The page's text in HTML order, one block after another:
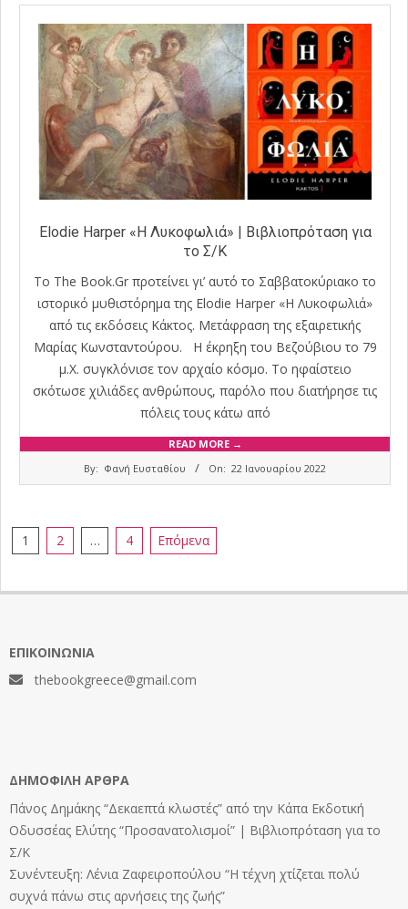
Elodie Harper «Η Λυκοφωλιά» | Βιβλιοπρόταση για
το Σ/Κ
Το The Book.Gr προτείνει γι’ αυτό το Σαββατοκύριακο το
ιστορικό μυθιστόρημα της Elodie Harper «Η Λυκοφωλιά»
από τις εκδόσεις Κάκτος. Μετάφραση της εξαιρετικής
Μαρίας Κωνσταντούρου. Η έκρηξη του Βεζούβιου το 79
μ.Χ. συγκλόνισε τον αρχαίο κόσμο. Το ηφαίστειο
σκότωσε χιλιάδες ανθρώπους, παρόλο που διατήρησε τις
πόλεις τους κάτω από
READ MORE →
By: Φανή Ευσταθίου On: 22 Ιανουαρίου 2022
Σελιδοποίηση
1 2 … 4 Επόμενα
ΕΠΙΚΟΙΝΩΝΊΑ
thebookgreece@gmail.com
ΔΗΜΟΦΙΛΉ ΆΡΘΡΑ
Πάνος Δημάκης “Δεκαεπτά κλωστές” από την Κάπα Εκδοτική
Οδυσσέας Ελύτης “Προσανατολισμοί” | Βιβλιοπρόταση για το
Σ/Κ
Συνέντευξη: Λένια Ζαφειροπούλου “Η τέχνη χτίζεται πολύ
συχνά πάνω στις αρνήσεις της ζωής”